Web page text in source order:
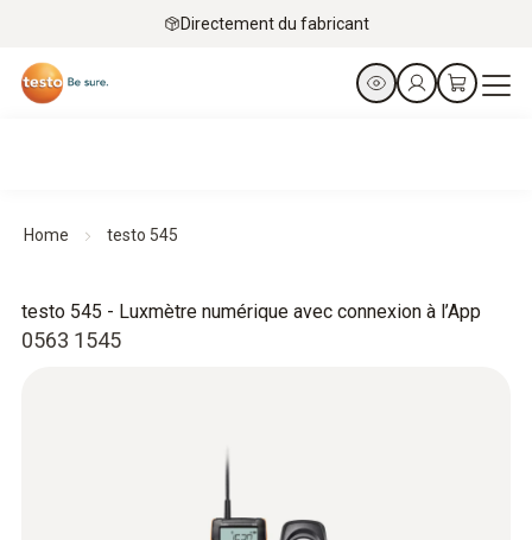
Directement du fabricant
Home testo 545
0563 1545
testo 545 - Luxmètre numérique avec connexion à l’App